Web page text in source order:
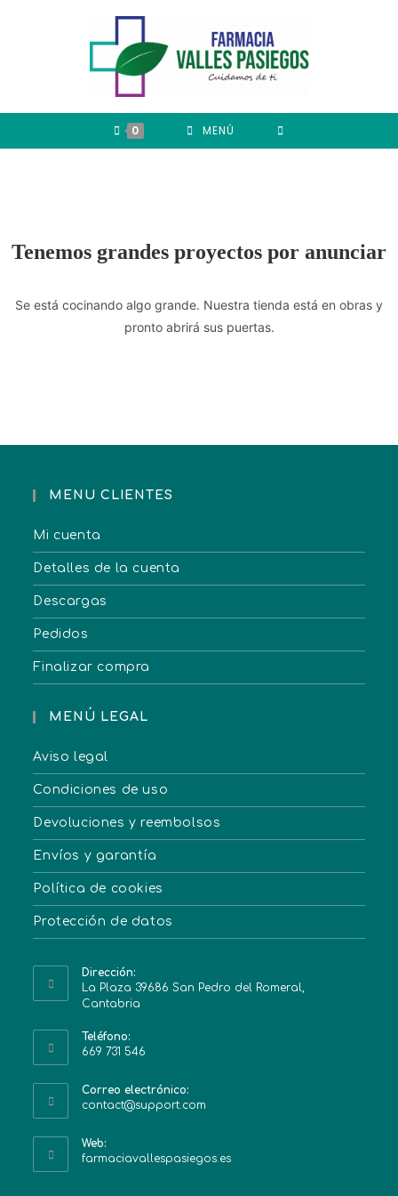
0 MENÚ
Tenemos grandes proyectos por anunciar
Se está cocinando algo grande. Nuestra tienda está en obras y
pronto abrirá sus puertas.
MENU CLIENTES
Mi cuenta
Detalles de la cuenta
Descargas
Pedidos
Finalizar compra
MENÚ LEGAL
Aviso legal
Condiciones de uso
Devoluciones y reembolsos
Envíos y garantía
Política de cookies
Protección de datos
Dirección:
La Plaza 39686 San Pedro del Romeral,
Cantabria
Teléfono:
669 731 546
Correo electrónico:
contact@support.com
Web:
farmaciavallespasiegos.es